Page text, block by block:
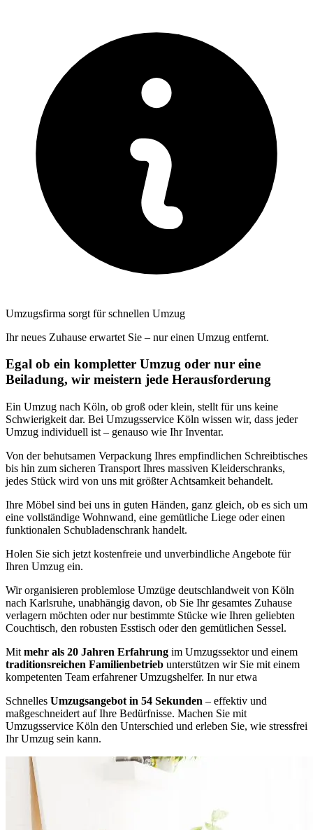
Umzugsfirma sorgt für schnellen Umzug
Ihr neues Zuhause erwartet Sie – nur einen Umzug entfernt.
Egal ob ein kompletter Umzug oder nur eine
Beiladung, wir meistern jede Herausforderung
Ein Umzug nach Köln, ob groß oder klein, stellt für uns keine
Schwierigkeit dar. Bei Umzugsservice Köln wissen wir, dass jeder
Umzug individuell ist – genauso wie Ihr Inventar.
Von der behutsamen Verpackung Ihres empfindlichen Schreibtisches
bis hin zum sicheren Transport Ihres massiven Kleiderschranks,
jedes Stück wird von uns mit größter Achtsamkeit behandelt.
Ihre Möbel sind bei uns in guten Händen, ganz gleich, ob es sich um
eine vollständige Wohnwand, eine gemütliche Liege oder einen
funktionalen Schubladenschrank handelt.
Holen Sie sich jetzt kostenfreie und unverbindliche Angebote für
Ihren Umzug ein.
Wir organisieren problemlose Umzüge deutschlandweit von Köln
nach Karlsruhe, unabhängig davon, ob Sie Ihr gesamtes Zuhause
verlagern möchten oder nur bestimmte Stücke wie Ihren geliebten
Couchtisch, den robusten Esstisch oder den gemütlichen Sessel.
Mit mehr als 20 Jahren Erfahrung im Umzugssektor und einem
traditionsreichen Familienbetrieb unterstützen wir Sie mit einem
kompetenten Team erfahrener Umzugshelfer. In nur etwa
Schnelles Umzugsangebot in 54 Sekunden – effektiv und
maßgeschneidert auf Ihre Bedürfnisse. Machen Sie mit
Umzugsservice Köln den Unterschied und erleben Sie, wie stressfrei
Ihr Umzug sein kann.